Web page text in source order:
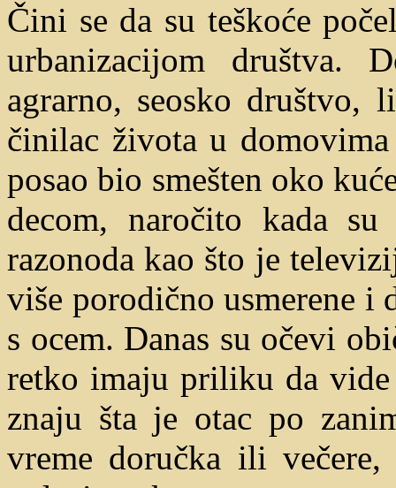
Čini se da su teškoće
urbanizacijom društva.
agrarno, seosko
činilac života u
posao bio smešten oko
decom, naročito kada
razonoda kao što je
više porodično usmerene i
s ocem. Danas su očevi
retko imaju priliku da
znaju šta je otac po
vreme doručka ili